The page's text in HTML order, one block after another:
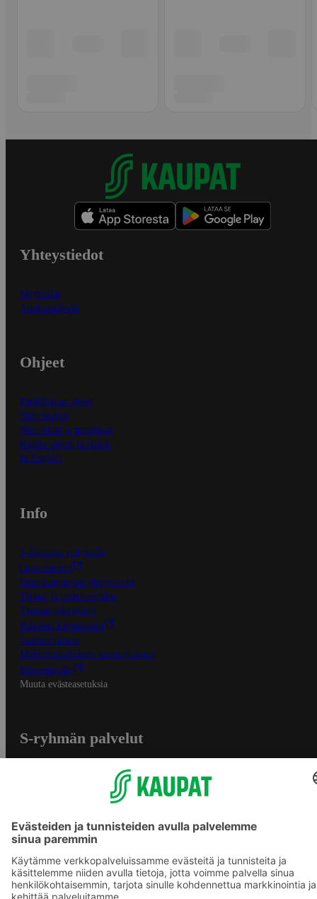
Yhteystiedot
Myymälät
Asiakaspalvelu
Ohjeet
Ensitilaajan ohjeet
Näin maksat
Näin tilaat ja muokkaat
Kaikki ohjeet ja vinkit
In English
Info
S-Business yrityksille
Oiva-raportit
Osuuskauppojen yhteystiedot
Tilaus- ja toimitusehdot
Tietosuojakäytäntö
Palvelun käyttöehdot
Saavutettavuus
Mobiilisovelluksen saavutettavuus
Mainostajalle
Muuta evästeasetuksia
S-ryhmän palvelut
S-ostoslista -sovellus
Prisma.fi
Sokos.fi
S-Pankki
Yhteishyvä